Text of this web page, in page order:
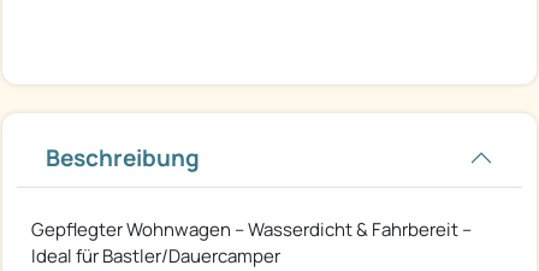
Beschreibung
Gepflegter Wohnwagen – Wasserdicht & Fahrbereit –
Ideal für Bastler/Dauercamper